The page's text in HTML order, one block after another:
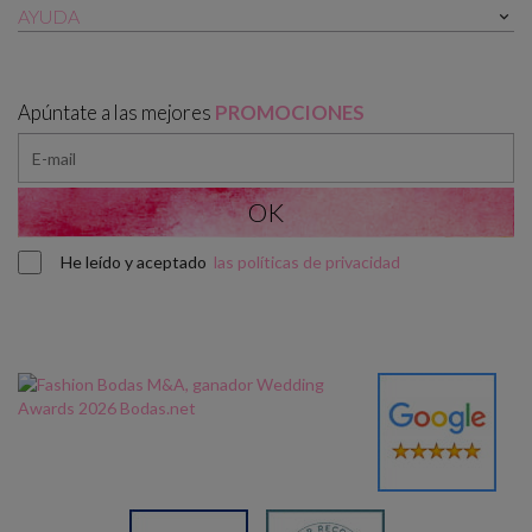
AYUDA 
Apúntate a las mejores PROMOCIONES
He leído y aceptado las políticas de privacidad